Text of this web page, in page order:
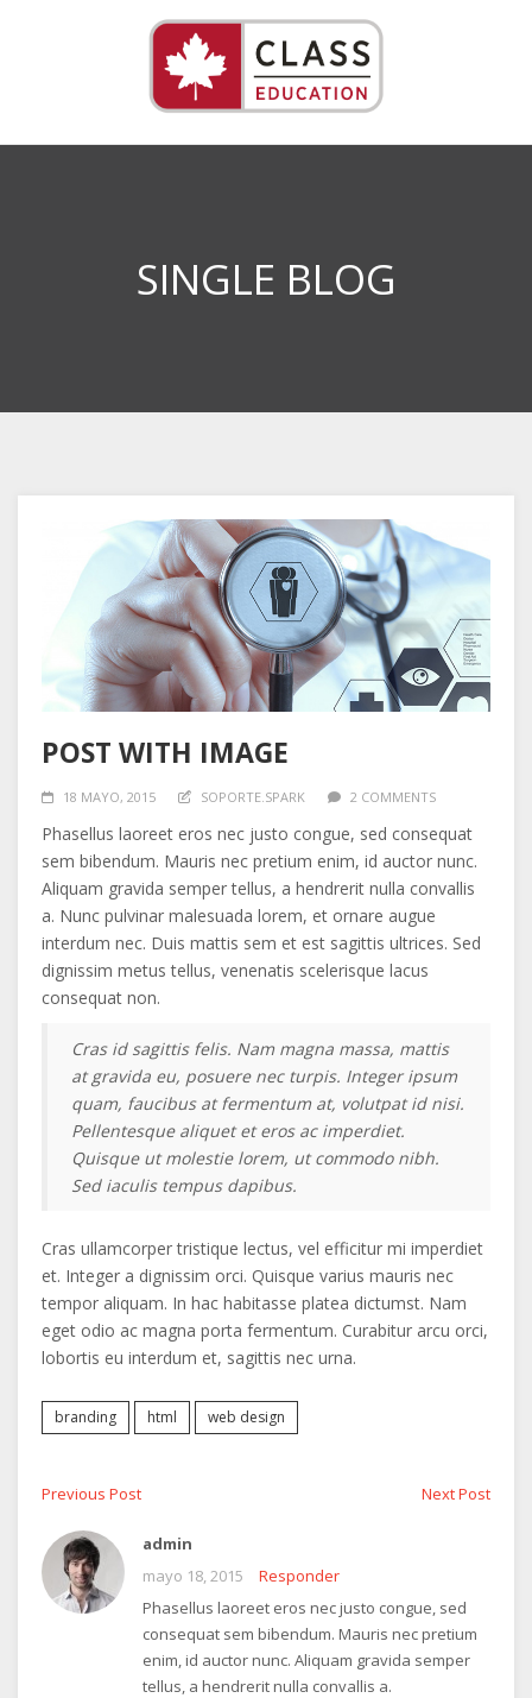
SINGLE BLOG
POST WITH IMAGE
18 MAYO, 2015 SOPORTE.SPARK 2 COMMENTS
Phasellus laoreet eros nec justo congue, sed consequat
sem bibendum. Mauris nec pretium enim, id auctor nunc.
Aliquam gravida semper tellus, a hendrerit nulla convallis
a. Nunc pulvinar malesuada lorem, et ornare augue
interdum nec. Duis mattis sem et est sagittis ultrices. Sed
dignissim metus tellus, venenatis scelerisque lacus
consequat non.
Cras id sagittis felis. Nam magna massa, mattis
at gravida eu, posuere nec turpis. Integer ipsum
quam, faucibus at fermentum at, volutpat id nisi.
Pellentesque aliquet et eros ac imperdiet.
Quisque ut molestie lorem, ut commodo nibh.
Sed iaculis tempus dapibus.
Cras ullamcorper tristique lectus, vel efficitur mi imperdiet
et. Integer a dignissim orci. Quisque varius mauris nec
tempor aliquam. In hac habitasse platea dictumst. Nam
eget odio ac magna porta fermentum. Curabitur arcu orci,
lobortis eu interdum et, sagittis nec urna.
branding html web design
Navegación
de
entradas
Previous PostPrevious
Next PostNext
admin
mayo 18, 2015
Responder
Phasellus laoreet eros nec justo congue, sed
consequat sem bibendum. Mauris nec pretium
enim, id auctor nunc. Aliquam gravida semper
tellus, a hendrerit nulla convallis a.